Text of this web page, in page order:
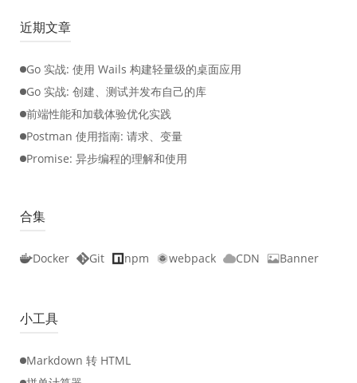
近期文章
Go 实战: 使用 Wails 构建轻量级的桌面应用
Go 实战: 创建、测试并发布自己的库
前端性能和加载体验优化实践
Postman 使用指南: 请求、变量
Promise: 异步编程的理解和使用
合集
Docker Git npm webpack CDN Banner
小工具
Markdown 转 HTML